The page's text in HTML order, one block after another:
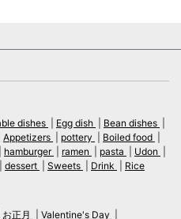
dishes Egg dish
Bean dishes
Appetizers pottery
Boiled food
hamburger ramen pasta
Udon
dessert Sweets Drink Rice
お正月
Valentine's Day